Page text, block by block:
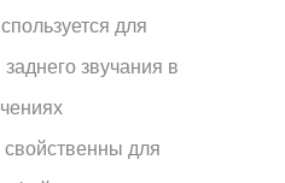
для
звучания в
для